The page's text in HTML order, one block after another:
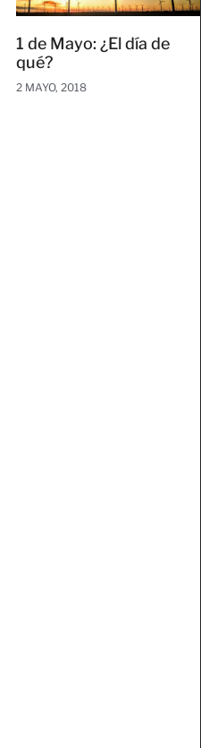
1 de Mayo: ¿El día de
qué?
2 MAYO, 2018